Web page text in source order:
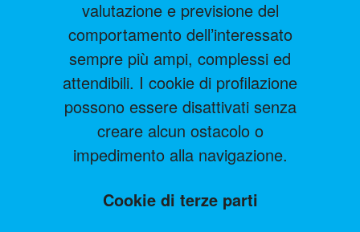
valutazione e previsione del
comportamento dell’interessato
sempre più ampi, complessi ed
attendibili. I cookie di profilazione
possono essere disattivati senza
creare alcun ostacolo o
impedimento alla navigazione.
Cookie di terze parti